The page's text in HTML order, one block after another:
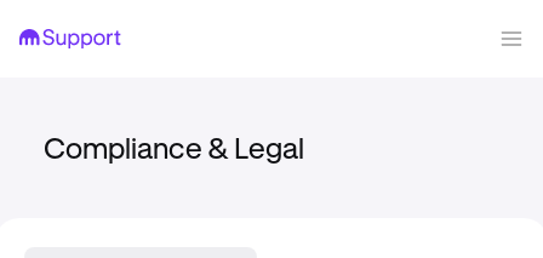
Compliance & Legal